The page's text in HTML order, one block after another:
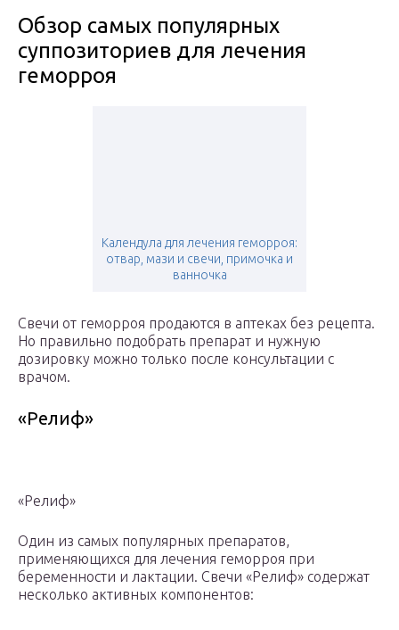
Обзор самых популярных
суппозиториев для лечения
геморроя
Календула для лечения геморроя:
отвар, мази и свечи, примочка и
ванночка
Свечи от геморроя продаются в аптеках без рецепта.
Но правильно подобрать препарат и нужную
дозировку можно только после консультации с
врачом.
«Релиф»
«Релиф»
Один из самых популярных препаратов,
применяющихся для лечения геморроя при
беременности и лактации. Свечи «Релиф» содержат
несколько активных компонентов: